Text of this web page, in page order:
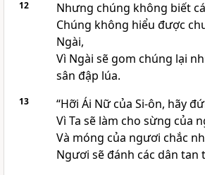
12 Nhưng chúng không biết
Chúng không hiểu được
Ngài,
Vì Ngài sẽ gom chúng lại
sân đập lúa.
13
“Hỡi Ái Nữ của Si-ôn, hãy
Vì Ta sẽ làm cho sừng của
Và móng của ngươi chắc
Ngươi sẽ đánh các dân tan